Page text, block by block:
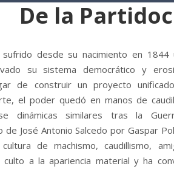
De la
sufrido desde su nacimiento en
su sistema democrático y
de construir un proyecto
el poder quedó en manos de
dinámicas similares tras la
José Antonio Salcedo por Gaspar
de machismo, caudillismo,
a la apariencia material y ha